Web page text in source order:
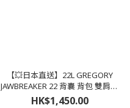
【💥日本直送】22L GREGORY
JAWBREAKER 22 背囊 背包 雙肩包
書包 袋
HK$1,450.00